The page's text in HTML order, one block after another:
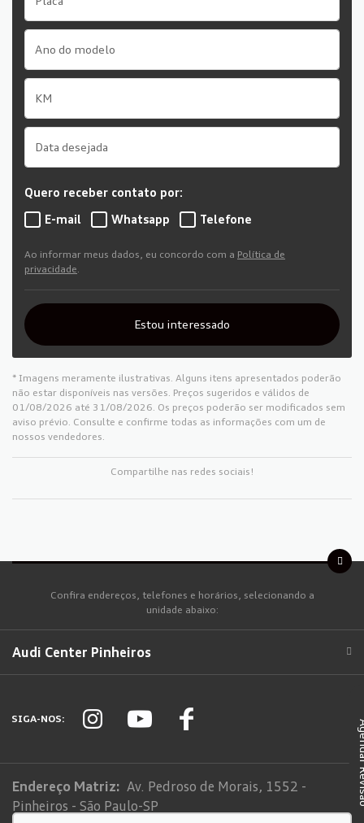
Quero receber contato por:
E-mail
Whatsapp Telefone
Ao informar meus dados, eu concordo com a Política de
privacidade.
Estou interessado
* Imagens meramente ilustrativas. Alguns itens apresentados poderão
não estar disponíveis nas versões. Preços sugeridos e válidos de
01/08/2026 até 31/08/2026. Os preços poderão ser modificados sem
aviso prévio. Consulte e confirme todas as informações com um de
nossos vendedores.
Compartilhe nas redes sociais!
Confira endereços, telefones e horários, selecionando a
unidade abaixo:
Audi Center Pinheiros
SIGA-NOS:
Endereço Matriz: Av. Pedroso de Morais, 1552 -
Pinheiros - São Paulo-SP